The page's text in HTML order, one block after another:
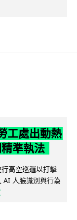
工處出動熱
準執法
高空巡邏以打擊
AI 人臉識別與行為